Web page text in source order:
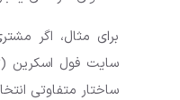
برای مثال، اگر
سایت فول اسکرین
ساختار متفاوتی